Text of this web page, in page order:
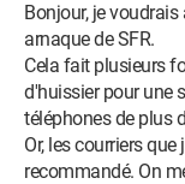
Bonjour, je
arnaque de SFR.
Cela fait plusieurs
d'huissier pour une
téléphones de plus
Or, les courriers
recommandé. On